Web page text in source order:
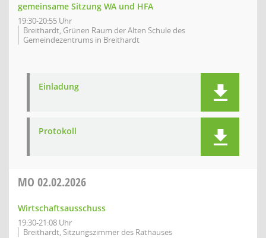
gemeinsame Sitzung WA und HFA
19:30-20:55 Uhr
Breithardt, Grünen Raum der Alten Schule des
Gemeindezentrums in Breithardt
Einladung
Protokoll
MO 02.02.2026
Wirtschaftsausschuss
19:30-21:08 Uhr
Breithardt, Sitzungszimmer des Rathauses